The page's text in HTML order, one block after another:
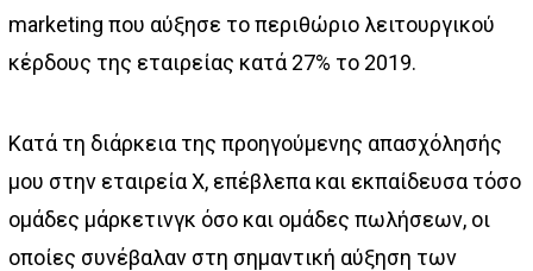
marketing που αύξησε το περιθώριο λειτουργικού
κέρδους της εταιρείας κατά 27% το 2019.
Κατά τη διάρκεια της προηγούμενης απασχόλησής
μου στην εταιρεία X, επέβλεπα και εκπαίδευσα τόσο
ομάδες μάρκετινγκ όσο και ομάδες πωλήσεων, οι
οποίες συνέβαλαν στη σημαντική αύξηση των